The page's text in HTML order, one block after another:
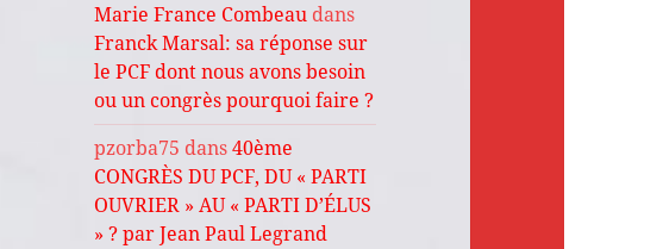
Marie France Combeau dans
Franck Marsal: sa réponse sur
le PCF dont nous avons besoin
ou un congrès pourquoi faire ?
pzorba75 dans40ème
CONGRÈS DU PCF, DU « PARTI
OUVRIER » AU « PARTI D’ÉLUS
» ? par Jean Paul Legrand